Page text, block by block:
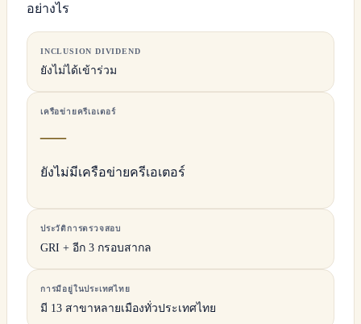
อย่างไร
INCLUSION DIVIDEND
ยังไม่ได้เข้าร่วม
เครือข่ายครีเอเตอร์
—
ยังไม่มีเครือข่ายครีเอเตอร์
ประวัติการตรวจสอบ
GRI + อีก 3 กรอบสากล
การมีอยู่ในประเทศไทย
มี 13 สาขาหลายเมืองทั่วประเทศไทย